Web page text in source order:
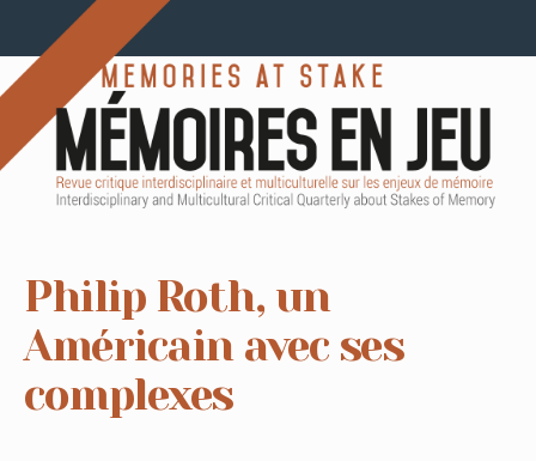
Philip Roth, un
Américain avec ses
complexes